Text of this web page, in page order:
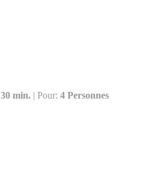
30 min. | Pour: 4 Personnes